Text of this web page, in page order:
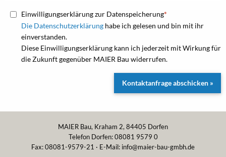
Einwilligungserklärung zur Datenspeicherung
Die Datenschutzerklärung habe ich gelesen und bin mit ihr
einverstanden.
Diese Einwilligungserklärung kann ich jederzeit mit Wirkung für
die Zukunft gegenüber MAIER Bau widerrufen.
MAIER Bau, Kraham 2, 84405 Dorfen
Telefon Dorfen: 08081 9579 0
Fax: 08081-9579-21 · E-Mail: info@maier-bau-gmbh.de